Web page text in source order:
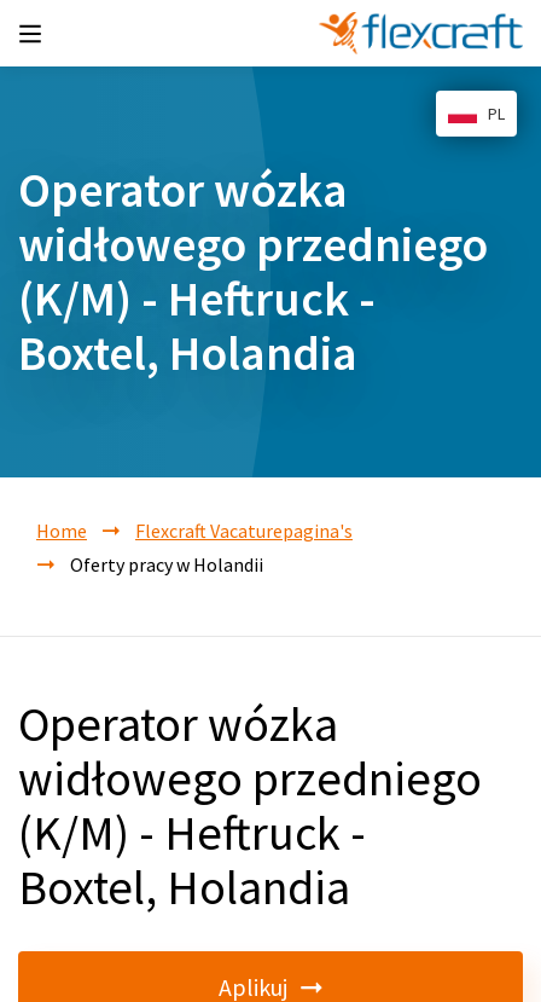
Operator wózka
widłowego przedniego
(K/M) - Heftruck -
Boxtel, Holandia
Home
Flexcraft Vacaturepagina's
Oferty pracy w Holandii
Operator wózka
widłowego przedniego
(K/M) - Heftruck -
Boxtel, Holandia
Aplikuj
PL